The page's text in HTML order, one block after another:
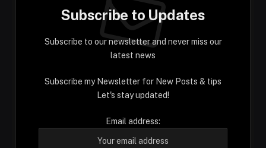
Subscribe to Updates
Subscribe to our newsletter and never miss our
latest news
Subscribe my Newsletter for New Posts & tips
Let's stay updated!
Email address: